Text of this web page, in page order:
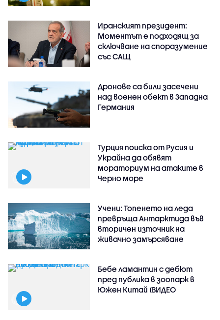
Иранският президент:
Моментът е подходящ за
сключване на споразумение
със САЩ
Дронове са били засечени
над военен обект в Западна
Германия
Турция поиска от Русия и
Украйна да обявят
мораториум на атаките в
Черно море
Учени: Топенето на леда
превръща Антарктида във
вторичен източник на
живачно замърсяване
Бебе ламантин с дебют
пред публика в зоопарк в
Южен Китай (ВИДЕО